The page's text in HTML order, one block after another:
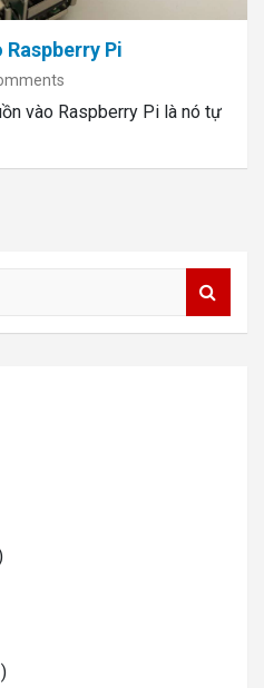
Pi
vào Raspberry Pi là nó tự